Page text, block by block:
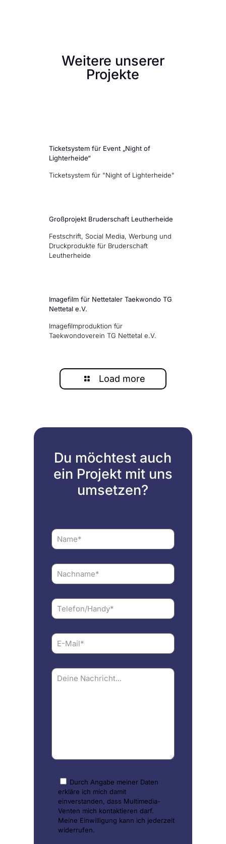
Weitere unserer
Projekte
Ticketsystem für Event „Night of
Lighterheide“
Ticketsystem für "Night of Lighterheide"
Großprojekt Bruderschaft Leutherheide
Festschrift, Social Media, Werbung und
Druckprodukte für Bruderschaft
Leutherheide
Imagefilm für Nettetaler Taekwondo TG
Nettetal e.V.
Imagefilmproduktion für
Taekwondoverein TG Nettetal e.V.
Load more
Du möchtest auch
ein Projekt mit uns
umsetzen?
Durch Angabe meiner Daten
erkläre ich mich damit
einverstanden, dass Multimedia-
Venten mich kontaktieren darf.
Meine Einwilligung kann ich jederzeit
widerrufen.